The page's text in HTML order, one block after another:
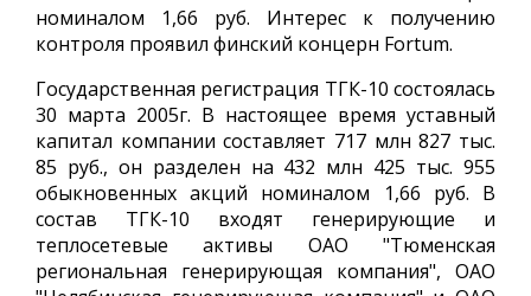
номиналом 1,66 руб. Интерес к получению
контроля проявил финский концерн Fortum.
Государственная регистрация ТГК-10 состоялась
30 марта 2005г. В настоящее время уставный
капитал компании составляет 717 млн 827 тыс.
85 руб., он разделен на 432 млн 425 тыс. 955
обыкновенных акций номиналом 1,66 руб. В
состав ТГК-10 входят генерирующие и
теплосетевые активы ОАО "Тюменская
региональная генерирующая компания", ОАО